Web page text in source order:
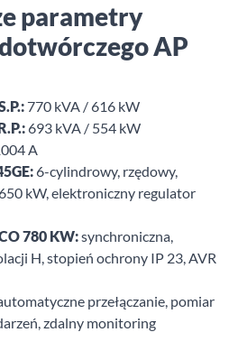
parametry
AP
770 kVA / 616 kW
693 kVA / 554 kW
A
6-cylindrowy, rzędowy,
kW, elektroniczny regulator
780 KW:synchroniczna,
H, stopień ochrony IP 23, AVR
przełączanie, pomiar
zdalny monitoring